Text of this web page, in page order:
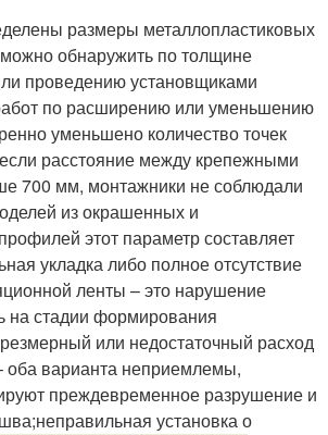
размеры металлопластиковых
можно обнаружить по толщине
проведению установщиками
по расширению или уменьшению
уменьшено количество точек
расстояние между крепежными
700 мм, монтажники не соблюдали
из окрашенных и
этот параметр составляет
укладка либо полное отсутствие
ленты – это нарушение
на стадии формирования
или недостаточный расход
варианта неприемлемы,
преждевременное разрушение и
установка о